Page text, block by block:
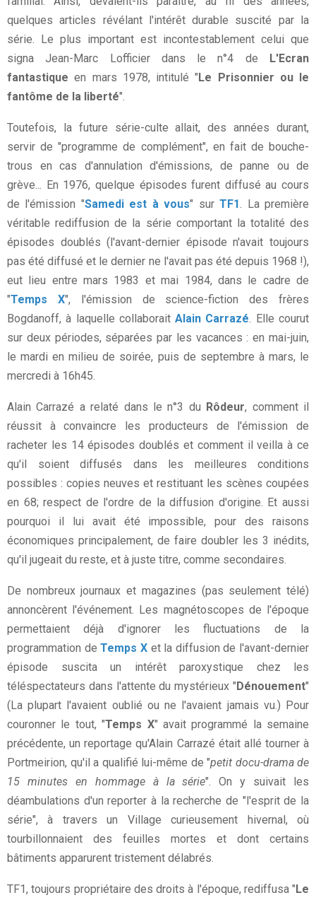
quelques articles révélant l'intérêt durable suscité par la
série. Le plus important est incontestablement celui que
signa Jean-Marc Lofficier dans le n°4 de L'Ecran
fantastique en mars 1978, intitulé "Le Prisonnier ou le
fantôme de la liberté".
Toutefois, la future série-culte allait, des années durant,
servir de "programme de complément", en fait de bouche-
trous en cas d'annulation d'émissions, de panne ou de
grève... En 1976, quelque épisodes furent diffusé au cours
de l'émission "Samedi est à vous" surTF1. La première
véritable rediffusion de la série comportant la totalité des
épisodes doublés (l'avant-dernier épisode n'avait toujours
pas été diffusé et le dernier ne l'avait pas été depuis 1968 !),
eut lieu entre mars 1983 et mai 1984, dans le cadre de
"Temps X", l'émission de science-fiction des frères
Bogdanoff, à laquelle collaboraitAlain Carrazé. Elle courut
sur deux périodes, séparées par les vacances : en mai-juin,
le mardi en milieu de soirée, puis de septembre à mars, le
mercredi à 16h45.
Alain Carrazé a relaté dans le n°3 du Rôdeur, comment il
réussit à convaincre les producteurs de l'émission de
racheter les 14 épisodes doublés et comment il veilla à ce
qu'il soient diffusés dans les meilleures conditions
possibles : copies neuves et restituant les scènes coupées
en 68; respect de l'ordre de la diffusion d'origine. Et aussi
pourquoi il lui avait été impossible, pour des raisons
économiques principalement, de faire doubler les 3 inédits,
qu'il jugeait du reste, et à juste titre, comme secondaires.
De nombreux journaux et magazines (pas seulement télé)
annoncèrent l'événement. Les magnétoscopes de l'époque
permettaient déjà d'ignorer les fluctuations de la
programmation deTemps Xet la diffusion de l'avant-dernier
épisode suscita un intérêt paroxystique chez les
téléspectateurs dans l'attente du mystérieux "Dénouement"
(La plupart l'avaient oublié ou ne l'avaient jamais vu.) Pour
couronner le tout, "Temps X" avait programmé la semaine
précédente, un reportage qu'Alain Carrazé était allé tourner à
Portmeirion, qu'il a qualifié lui-même de "petit docu-drama de
15 minutes en hommage à la série". On y suivait les
déambulations d'un reporter à la recherche de "l'esprit de la
série", à travers un Village curieusement hivernal, où
tourbillonnaient des feuilles mortes et dont certains
bâtiments apparurent tristement délabrés.
TF1, toujours propriétaire des droits à l'époque, rediffusa "Le